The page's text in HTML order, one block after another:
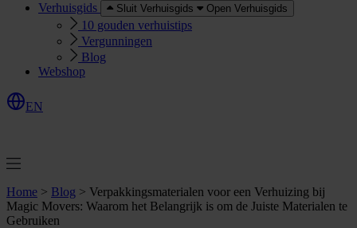
Verhuisgids
Sluit Verhuisgids Open Verhuisgids
10 gouden verhuistips
Vergunningen
Blog
Webshop
EN
Home > Blog > Verpakkingsmaterialen voor een Verhuizing bij
Magic Movers: Waarom het Belangrijk is om de Juiste Materialen te
Gebruiken